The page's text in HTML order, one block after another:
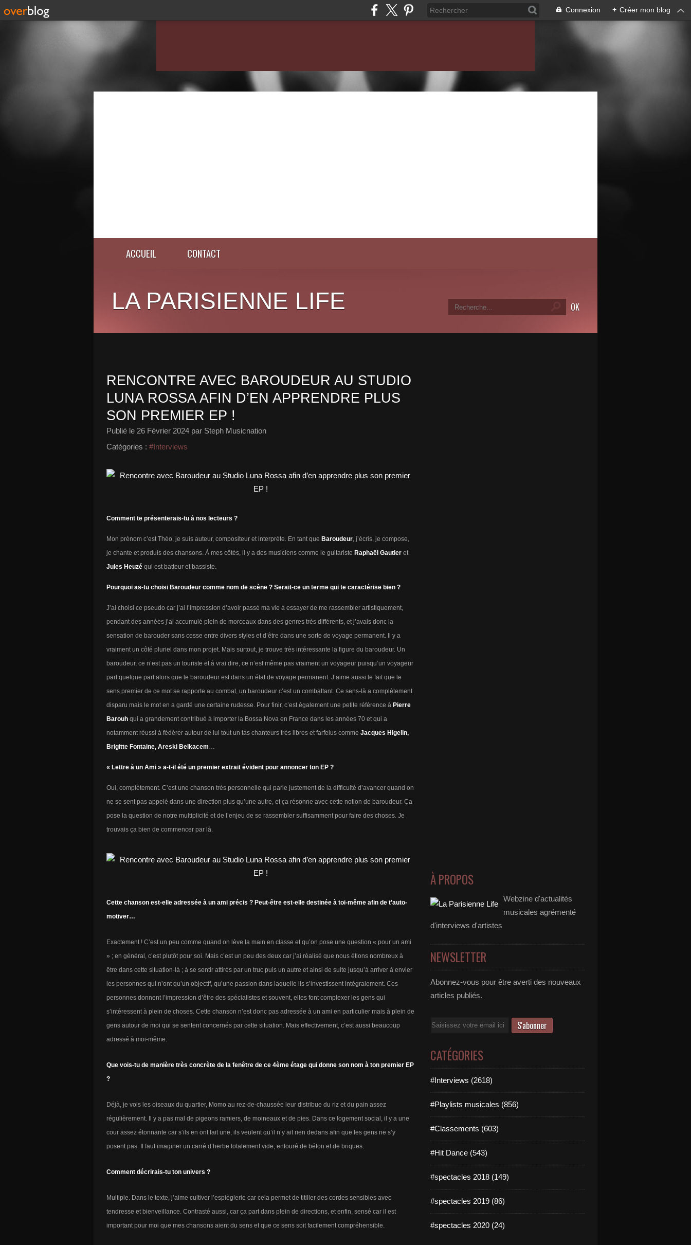
Connexion + Créer mon blog
ACCUEIL CONTACT
LA PARISIENNE LIFE
RENCONTRE AVEC BAROUDEUR AU STUDIO
LUNA ROSSA AFIN D’EN APPRENDRE PLUS
SON PREMIER EP !
Publié le 26 Février 2024 par Steph Musicnation
Catégories : #Interviews
Comment te présenterais-tu à nos lecteurs ?
Mon prénom c’est Théo, je suis auteur, compositeur et interprète. En tant que Baroudeur, j’écris, je compose,
je chante et produis des chansons. À mes côtés, il y a des musiciens comme le guitariste Raphaël Gautier et
Jules Heuzé qui est batteur et bassiste.
Pourquoi as-tu choisi Baroudeur comme nom de scène ? Serait-ce un terme qui te caractérise bien ?
J’ai choisi ce pseudo car j’ai l’impression d’avoir passé ma vie à essayer de me rassembler artistiquement,
pendant des années j’ai accumulé plein de morceaux dans des genres très différents, et j’avais donc la
sensation de barouder sans cesse entre divers styles et d’être dans une sorte de voyage permanent. Il y a
vraiment un côté pluriel dans mon projet. Mais surtout, je trouve très intéressante la figure du baroudeur. Un
baroudeur, ce n’est pas un touriste et à vrai dire, ce n’est même pas vraiment un voyageur puisqu’un voyageur
part quelque part alors que le baroudeur est dans un état de voyage permanent. J’aime aussi le fait que le
sens premier de ce mot se rapporte au combat, un baroudeur c’est un combattant. Ce sens-là a complètement
disparu mais le mot en a gardé une certaine rudesse. Pour finir, c’est également une petite référence à Pierre
Barouh qui a grandement contribué à importer la Bossa Nova en France dans les années 70 et qui a
notamment réussi à fédérer autour de lui tout un tas chanteurs très libres et farfelus comme Jacques Higelin,
Brigitte Fontaine, Areski Belkacem…
« Lettre à un Ami » a-t-il été un premier extrait évident pour annoncer ton EP ?
Oui, complètement. C’est une chanson très personnelle qui parle justement de la difficulté d’avancer quand on
ne se sent pas appelé dans une direction plus qu’une autre, et ça résonne avec cette notion de baroudeur. Ça
pose la question de notre multiplicité et de l’enjeu de se rassembler suffisamment pour faire des choses. Je
trouvais ça bien de commencer par là.
Cette chanson est-elle adressée à un ami précis ? Peut-être est-elle destinée à toi-même afin de t’auto-
motiver…
Exactement ! C’est un peu comme quand on lève la main en classe et qu’on pose une question « pour un ami
» ; en général, c’est plutôt pour soi. Mais c’est un peu des deux car j’ai réalisé que nous étions nombreux à
être dans cette situation-là ; à se sentir attirés par un truc puis un autre et ainsi de suite jusqu’à arriver à envier
les personnes qui n’ont qu’un objectif, qu’une passion dans laquelle ils s’investissent intégralement. Ces
personnes donnent l’impression d’être des spécialistes et souvent, elles font complexer les gens qui
s’intéressent à plein de choses. Cette chanson n’est donc pas adressée à un ami en particulier mais à plein de
gens autour de moi qui se sentent concernés par cette situation. Mais effectivement, c’est aussi beaucoup
adressé à moi-même.
Que vois-tu de manière très concrète de la fenêtre de ce 4ème étage qui donne son nom à ton premier EP
?
Déjà, je vois les oiseaux du quartier, Momo au rez-de-chaussée leur distribue du riz et du pain assez
régulièrement. Il y a pas mal de pigeons ramiers, de moineaux et de pies. Dans ce logement social, il y a une
cour assez étonnante car s’ils en ont fait une, ils veulent qu’il n’y ait rien dedans afin que les gens ne s’y
posent pas. Il faut imaginer un carré d’herbe totalement vide, entouré de béton et de briques.
Comment décrirais-tu ton univers ?
Multiple. Dans le texte, j’aime cultiver l’espièglerie car cela permet de titiller des cordes sensibles avec
tendresse et bienveillance. Contrasté aussi, car ça part dans plein de directions, et enfin, sensé car il est
important pour moi que mes chansons aient du sens et que ce sens soit facilement compréhensible.
À PROPOS
Webzine d'actualités
musicales agrémenté
d'interviews d'artistes
NEWSLETTER
Abonnez-vous pour être averti des nouveaux
articles publiés.
Email
CATÉGORIES
#Interviews (2618)
#Playlists musicales (856)
#Classements (603)
#Hit Dance (543)
#spectacles 2018 (149)
#spectacles 2019 (86)
#spectacles 2020 (24)